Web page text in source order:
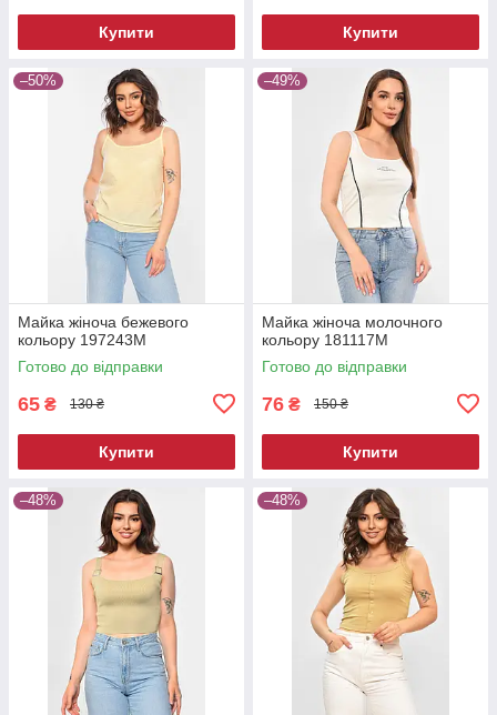
Купити Купити
–50%
Майка жіноча бежевого
кольору 197243M
Готово до відправки
65 ₴ 130 ₴
Купити
–49%
Майка жіноча молочного
кольору 181117M
Готово до відправки
76 ₴ 150 ₴
Купити
–48% –48%